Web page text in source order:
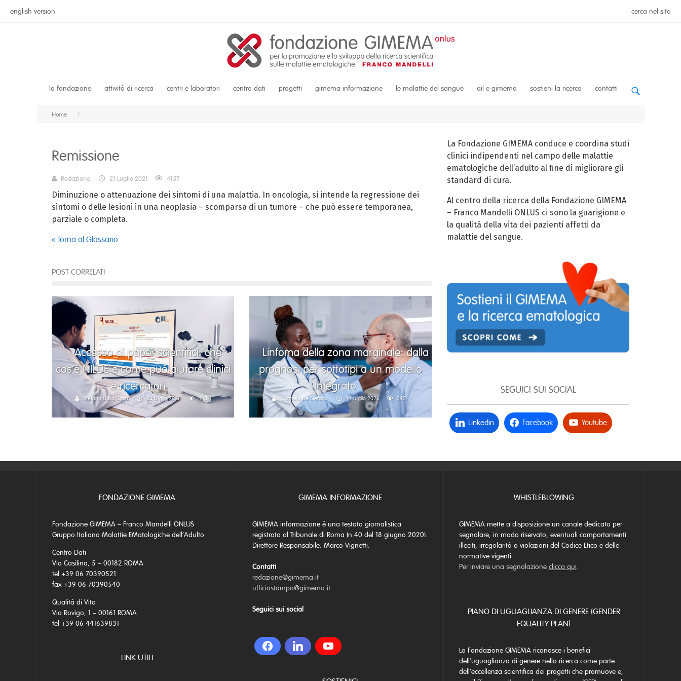
english version cerca nel sito
la fondazione attività di ricerca centri e laboratori centro dati progetti gimema informazione le malattie del sangue ail e gimema sostieni la ricerca contatti
Home
Remissione
Redazione 21 Luglio 2021 4157
Diminuzione o attenuazione dei sintomi di una malattia. In oncologia, si intende la regressione dei
sintomi o delle lesioni in una neoplasia – scomparsa di un tumore – che può essere temporanea,
parziale o completa.
« Torna al Glossario
POST CORRELATI
Accesso ai paper scientifici: che
cos’è NILDE e come può aiutare clinici
e ricercatori
Stefano Dalla Casa 23 Luglio 2026 465
Linfoma della zona marginale: dalla
prognosi per sottotipi a un modello
integrato
Carmela De Stefano 14 Luglio 2026 395
La Fondazione GIMEMA conduce e coordina studi
clinici indipendenti nel campo delle malattie
ematologiche dell’adulto al fine di migliorare gli
standard di cura.
Al centro della ricerca della Fondazione GIMEMA
– Franco Mandelli ONLUS ci sono la guarigione e
la qualità della vita dei pazienti affetti da
malattie del sangue.
SEGUICI SUI SOCIAL
Linkedin Facebook Youtube
FONDAZIONE GIMEMA
Fondazione GIMEMA – Franco Mandelli ONLUS
Gruppo Italiano Malattie EMatologiche dell’Adulto
Centro Dati
Via Casilina, 5 – 00182 ROMA
tel +39 06 70390521
fax +39 06 70390540
Qualità di Vita
Via Rovigo, 1 – 00161 ROMA
tel +39 06 441639831
LINK UTILI
GIMEMA INFORMAZIONE
GIMEMA informazione è una testata giornalistica
registrata al Tribunale di Roma (n.40 del 18 giugno 2020).
Direttore Responsabile: Marco Vignetti.
Contatti
redazione@gimema.it
ufficiostampa@gimema.it
Seguici sui social
WHISTLEBLOWING
GIMEMA mette a disposizione un canale dedicato per
segnalare, in modo riservato, eventuali comportamenti
illeciti, irregolarità o violazioni del Codice Etico e delle
normative vigenti.
Per inviare una segnalazione clicca qui.
PIANO DI UGUAGLIANZA DI GENERE (GENDER
EQUALITY PLAN)
La Fondazione GIMEMA riconosce i benefici
dell’uguaglianza di genere nella ricerca come parte
dell’eccellenza scientifica dei progetti che promuove e,